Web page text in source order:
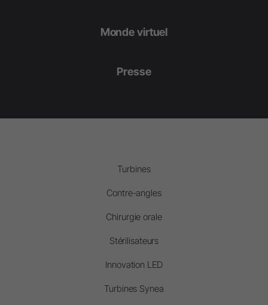
Monde virtuel
Presse
Turbines
Contre-angles
Chirurgie orale
Stérilisateurs
Innovation LED
Turbines Synea